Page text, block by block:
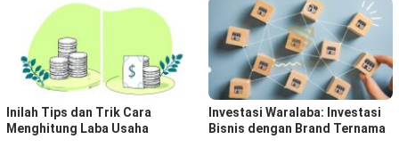
Inilah Tips dan Trik Cara
Menghitung Laba Usaha
Investasi Waralaba: Investasi
Bisnis dengan Brand Ternama